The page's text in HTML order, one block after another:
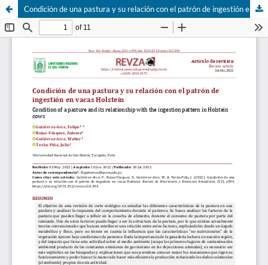
Condición de una pastura y su relación con el patrón de ingestión en vacas Holstein